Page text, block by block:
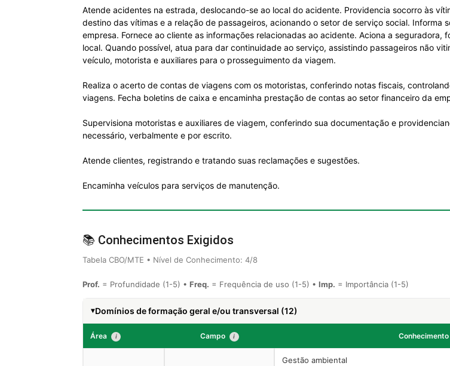
Atende acidentes na estrada, deslocando-se ao local do acidente. Providencia socorro às
destino das vítimas e a relação de passageiros, acionando o setor de serviço social.
empresa. Fornece ao cliente as informações relacionadas ao acidente. Aciona a
local. Quando possível, atua para dar continuidade ao serviço, assistindo passageiros não
veículo, motorista e auxiliares para o prosseguimento da viagem.
Realiza o acerto de contas de viagens com os motoristas, conferindo notas fiscais,
viagens. Fecha boletins de caixa e encaminha prestação de contas ao setor financeiro da
Supervisiona motoristas e auxiliares de viagem, conferindo sua documentação e
necessário, verbalmente e por escrito.
Atende clientes, registrando e tratando suas reclamações e sugestões.
Encaminha veículos para serviços de manutenção.
📚 Conhecimentos Exigidos
Tabela CBO/MTE • Nível de Conhecimento: 4/8
Prof. = Profundidade (1-5) • Freq. = Frequência de uso (1-5) • Imp. = Importância (1-5)
Domínios de formação geral e/ou transversal (12)
Área i Campo i Conhecimento
Gestão ambiental